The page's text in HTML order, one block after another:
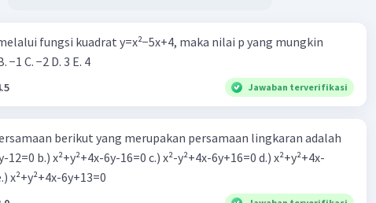
fungsi kuadrat y=x²−5x+4, maka nilai p yang mungkin
−1 C. −2 D. 3 E. 4
Jawaban terverifikasi
berikut yang merupakan persamaan lingkaran adalah
12=0 b.) x²+y²+4x-6y-16=0 c.) x²-y²+4x-6y+16=0 d.) x²+y²+4x-
12=0 e.) x²+y²+4x-6y+13=0